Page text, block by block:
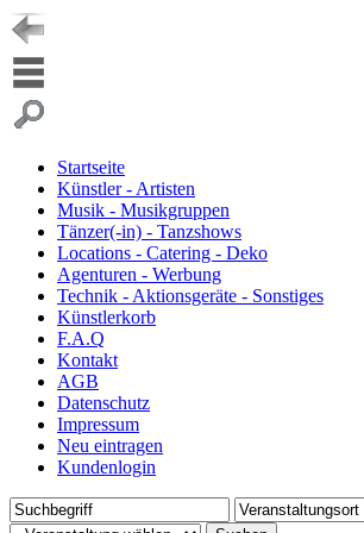
Startseite
Künstler - Artisten
Musik - Musikgruppen
Tänzer(-in) - Tanzshows
Locations - Catering - Deko
Agenturen - Werbung
Technik - Aktionsgeräte - Sonstiges
Künstlerkorb
F.A.Q
Kontakt
AGB
Datenschutz
Impressum
Neu eintragen
Kundenlogin